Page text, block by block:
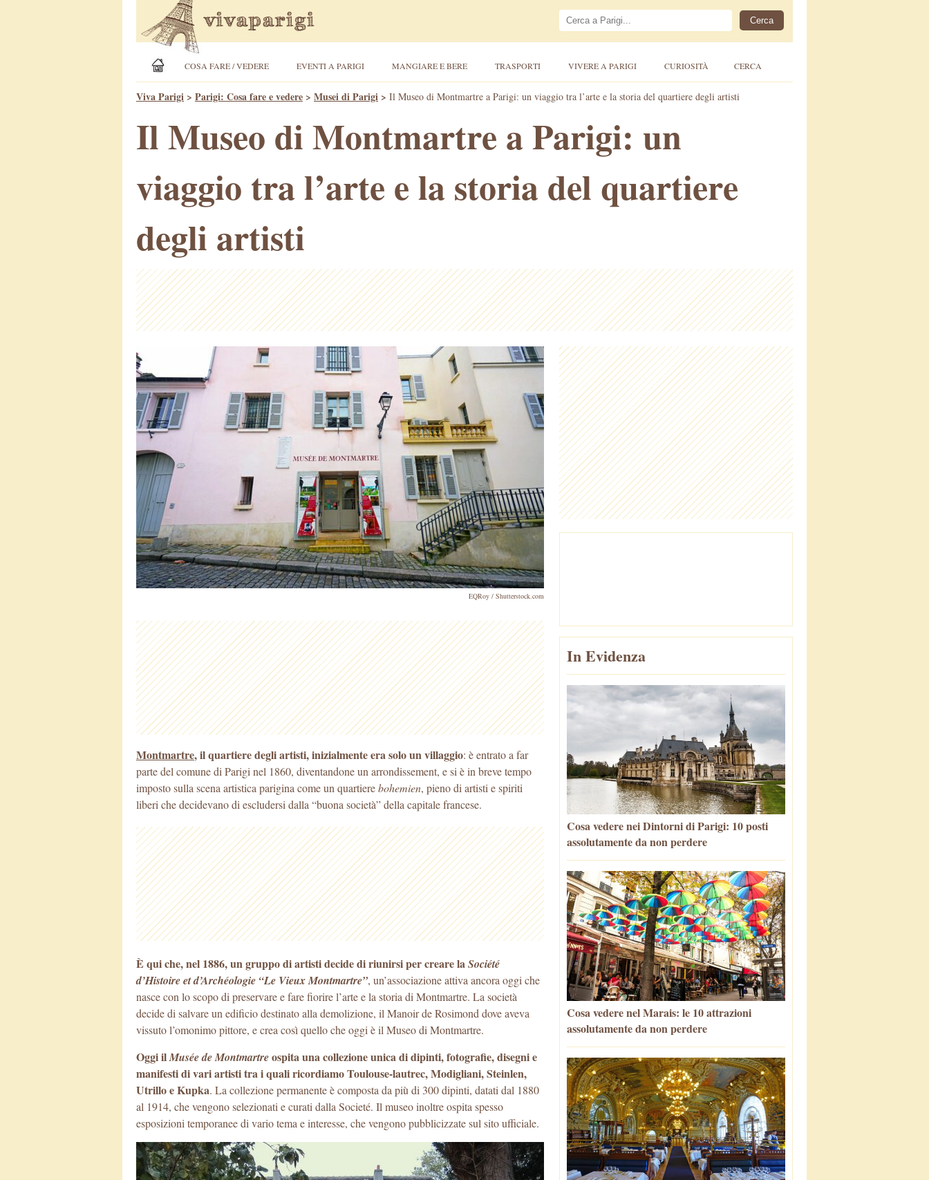
COSA FARE / VEDERE EVENTI A PARIGI MANGIARE E BERE TRASPORTI VIVERE A PARIGI CURIOSITÀ CERCA
Viva Parigi > Parigi: Cosa fare e vedere > Musei di Parigi > Il Museo di Montmartre a Parigi: un viaggio tra l’arte e la storia del quartiere degli artisti
Il Museo di Montmartre a Parigi: un
viaggio tra l’arte e la storia del quartiere
degli artisti
EQRoy / Shutterstock.com
Montmartre, il quartiere degli artisti, inizialmente era solo un villaggio: è entrato a far
parte del comune di Parigi nel 1860, diventandone un arrondissement, e si èin breve tempo
imposto sulla scena artistica parigina come un quartierebohemien, pieno di artisti e spiriti
liberi che decidevano di escludersi dalla “buona società” della capitale francese.
È qui che, nel 1886, un gruppo di artisti decide di riunirsi per creare laSociété
d’Histoire et d’Archéologie “Le Vieux Montmartre”, un’associazione attiva ancora oggi che
nasce con lo scopo di preservare e fare fiorire l’arte e la storia di Montmartre. La società
decide di salvare un edificio destinato alla demolizione, il Manoir de Rosimond dove aveva
vissuto l’omonimo pittore, e crea così quello che oggi è il Museo di Montmartre.
Oggi ilMusée de Montmartreospita una collezione unica di dipinti, fotografie, disegni e
manifesti di vari artisti tra i quali ricordiamo Toulouse-lautrec, Modigliani, Steinlen,
Utrillo e Kupka. La collezione permanente è composta da più di 300 dipinti, datati dal 1880
al 1914, che vengono selezionati e curati dalla Societé. Il museo inoltre ospita spesso
esposizioni temporanee di vario tema e interesse, che vengono pubblicizzate sul sito ufficiale.
In Evidenza
Cosa vedere nei Dintorni di Parigi: 10 posti
assolutamente da non perdere
Cosa vedere nel Marais: le 10 attrazioni
assolutamente da non perdere